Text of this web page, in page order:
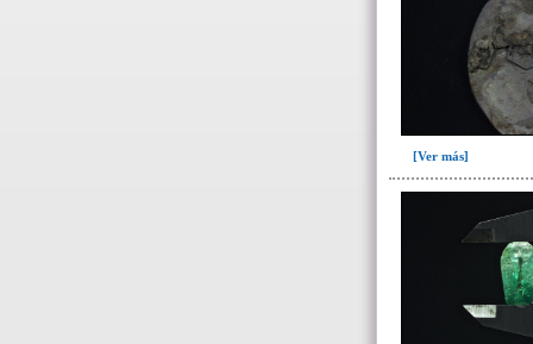
[Ver más]